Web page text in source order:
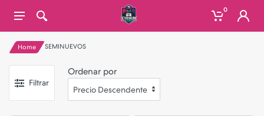
0
Home SEMINUEVOS
Filtrar
Ordenar por